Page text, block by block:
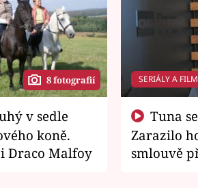
8 fotografií
koně.
Draco Malfoy
SERIÁLY A
Zarazilo
smlouvě